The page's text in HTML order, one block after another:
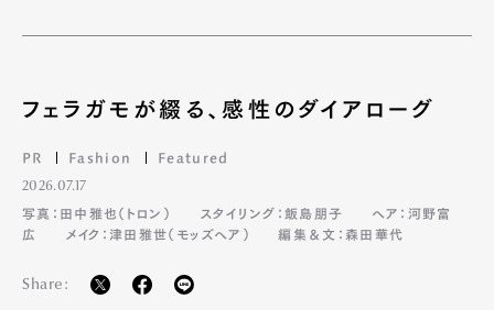
フェラガモが綴る、感性のダイアローグ
PR Fashion Featured
2026.07.17
写真：田中雅也（トロン）
スタイリング：飯島朋子
ヘア：河野富
広
メイク：津田雅世（モッズヘア） 編集＆文：森田華代
Share: